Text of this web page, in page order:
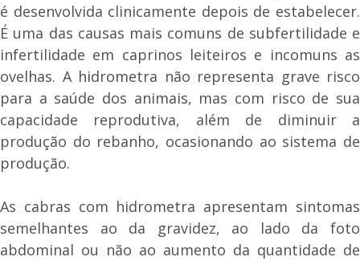
é desenvolvida clinicamente depois de estabelecer.
É uma das causas mais comuns de subfertilidade e
infertilidade em caprinos leiteiros e incomuns as
ovelhas. A hidrometra não representa grave risco
para a saúde dos animais, mas com risco de sua
capacidade reprodutiva, além de diminuir a
produção do rebanho, ocasionando ao sistema de
produção.
As cabras com hidrometra apresentam sintomas
semelhantes ao da gravidez, ao lado da foto
abdominal ou não ao aumento da quantidade de